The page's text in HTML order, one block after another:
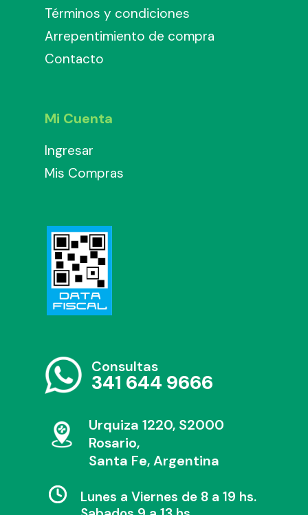
Términos y condiciones
Arrepentimiento de compra
Contacto
Mi Cuenta
Ingresar
Mis Compras
Consultas
341 644 9666
Urquiza 1220, S2000
Rosario,
Santa Fe, Argentina
Lunes a Viernes de 8 a 19 hs.